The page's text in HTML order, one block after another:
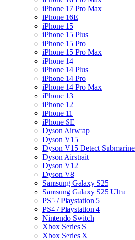
iPhone 17 Pro Max
iPhone 16E
iPhone 15
iPhone 15 Plus
iPhone 15 Pro
iPhone 15 Pro Max
iPhone 14
iPhone 14 Plus
iPhone 14 Pro
iPhone 14 Pro Max
iPhone 13
iPhone 12
iPhone 11
iPhone SE
Dyson Airwrap
Dyson V15
Dyson V15 Detect Submarine
Dyson Airstrait
Dyson V12
Dyson V8
Samsung Galaxy S25
Samsung Galaxy S25 Ultra
PS5 / Playstation 5
PS4 / Playstation 4
Nintendo Switch
Xbox Series S
Xbox Series X